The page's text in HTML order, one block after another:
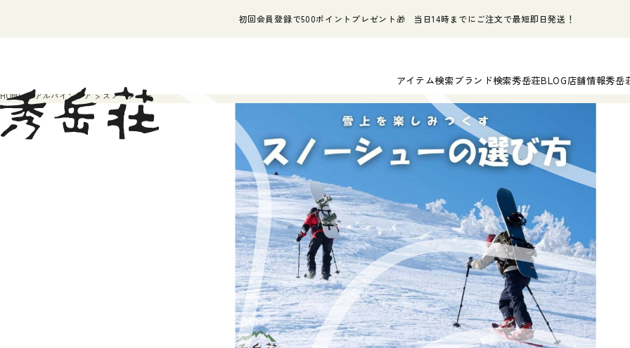
初回会員登録で500ポイントプレゼント🎁 当日14時までにご注文で最短即日発送！
アイテム検索ブランド検索秀岳荘BLOG店舗情報秀岳
HOME アルパインギア スノーシュー